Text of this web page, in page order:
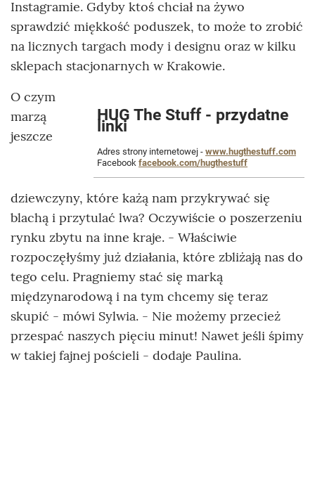
Instagramie. Gdyby ktoś chciał na żywo
sprawdzić miękkość poduszek, to może to zrobić
na licznych targach mody i designu oraz w kilku
sklepach stacjonarnych w Krakowie.
HUG The Stuff - przydatne
linki
Adres strony internetowej - www.hugthestuff.com
Facebook facebook.com/hugthestuff
O czym
marzą
jeszcze
dziewczyny, które każą nam przykrywać się
blachą i przytulać lwa? Oczywiście o poszerzeniu
rynku zbytu na inne kraje. - Właściwie
rozpoczęłyśmy już działania, które zbliżają nas do
tego celu. Pragniemy stać się marką
międzynarodową i na tym chcemy się teraz
skupić - mówi Sylwia. - Nie możemy przecież
przespać naszych pięciu minut! Nawet jeśli śpimy
w takiej fajnej pościeli - dodaje Paulina.